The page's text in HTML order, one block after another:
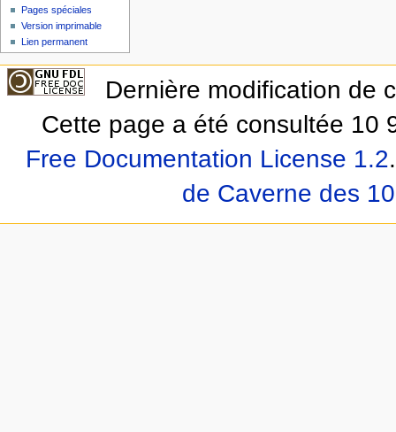
Pages spéciales
Version imprimable
Lien permanent
Dernière modification de
Cette page a été consultée 10
Free Documentation License 1.2.
de Caverne des